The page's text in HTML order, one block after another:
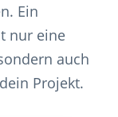
Ein
nur eine
auch
Projekt.